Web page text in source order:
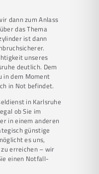
dann zum Anlass
das Thema
ist dann
unseres
deutlich. Dem
in dem Moment
in Not befindet.
in Karlsruhe
ob Sie im
in einem anderen
günstige
es uns,
erreichen – wir
einen Notfall-